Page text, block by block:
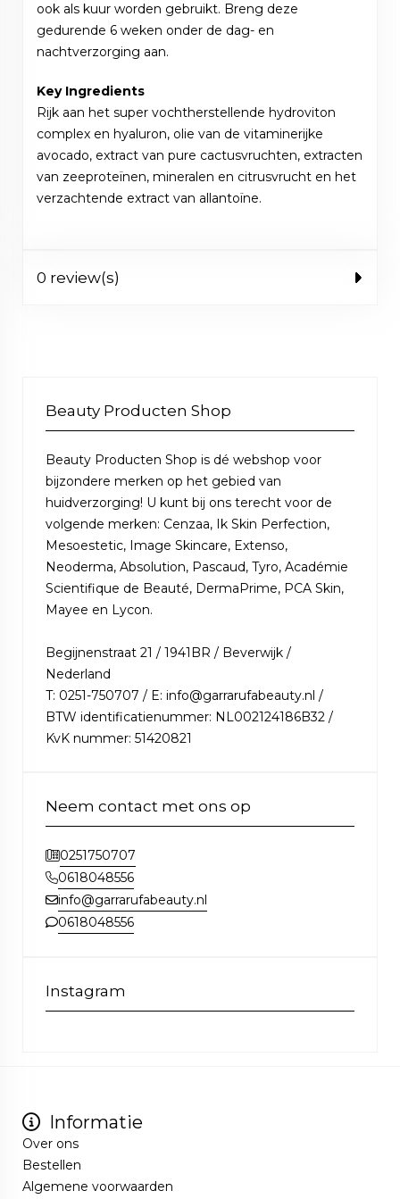
ook als kuur worden gebruikt. Breng deze
gedurende 6 weken onder de dag- en
nachtverzorging aan.
Key Ingredients
Rijk aan het super vochtherstellende hydroviton
complex en hyaluron, olie van de vitaminerijke
avocado, extract van pure cactusvruchten, extracten
van zeeproteïnen, mineralen en citrusvrucht en het
verzachtende extract van allantoïne.
0 review(s)
Beauty Producten Shop
Beauty Producten Shop is dé webshop voor
bijzondere merken op het gebied van
huidverzorging! U kunt bij ons terecht voor de
volgende merken: Cenzaa, Ik Skin Perfection,
Mesoestetic, Image Skincare, Extenso,
Neoderma, Absolution, Pascaud, Tyro, Académie
Scientifique de Beauté, DermaPrime, PCA Skin,
Mayee en Lycon.
Begijnenstraat 21 / 1941BR / Beverwijk /
Nederland
T: 0251-750707 / E: info@garrarufabeauty.nl /
BTW identificatienummer: NL002124186B32 /
KvK nummer: 51420821
Neem contact met ons op
0251750707
0618048556
info@garrarufabeauty.nl
0618048556
Instagram
Informatie
Over ons
Bestellen
Algemene voorwaarden